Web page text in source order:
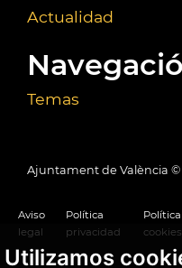
Utilizamos
Actualidad
Temas
Ajuntament de València ©
Aviso
legal
Política
privacidad
cookies